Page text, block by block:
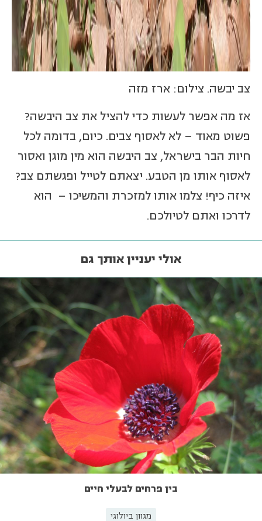
צב יבשה. צילום: ארז מזה
אז מה אפשר לעשות כדי להציל את צב היבשה?
פשוט מאוד – לא לאסוף צבים. כיום, בדומה לכל
חיות הבר בישראל, צב היבשה הוא מין מוגן ואסור
לאסוף אותו מן הטבע. יצאתם לטייל ופגשתם צב?
איזה כיף! צלמו אותו למזכרת והמשיכו – הוא
לדרכו ואתם לטיולכם.
אולי יעניין אותך גם
בין פרחים לבעלי חיים
מגוון ביולוגי